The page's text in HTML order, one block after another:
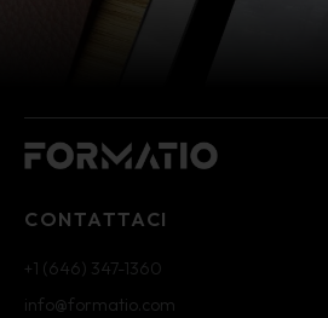
CONTATTACI
+1 (646) 347-1360
info@formatio.com